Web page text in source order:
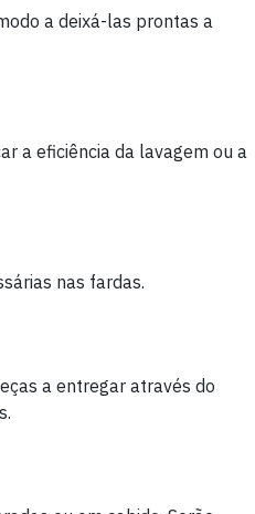
a deixá-las prontas a
a eficiência da lavagem ou a
nas fardas.
a entregar através do